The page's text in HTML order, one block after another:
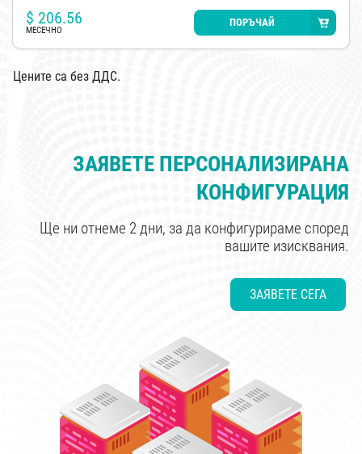
$ 206.56
МЕСЕЧНО
ПОРЪЧАЙ
Цените са без ДДС.
ЗАЯВЕТЕ ПЕРСОНАЛИЗИРАНА
КОНФИГУРАЦИЯ
Ще ни отнеме 2 дни, за да конфигурираме според
вашите изисквания.
ЗАЯВЕТЕ СЕГА